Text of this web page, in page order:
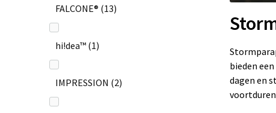
FALCONE® (13)
hi!dea™ (1)
IMPRESSION (2)
bieden
dagen en